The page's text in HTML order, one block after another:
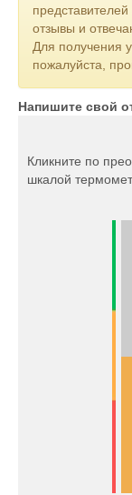
отзывы и
Для получения
пожалуйста,
Напишите свой
Кликните по
шкалой